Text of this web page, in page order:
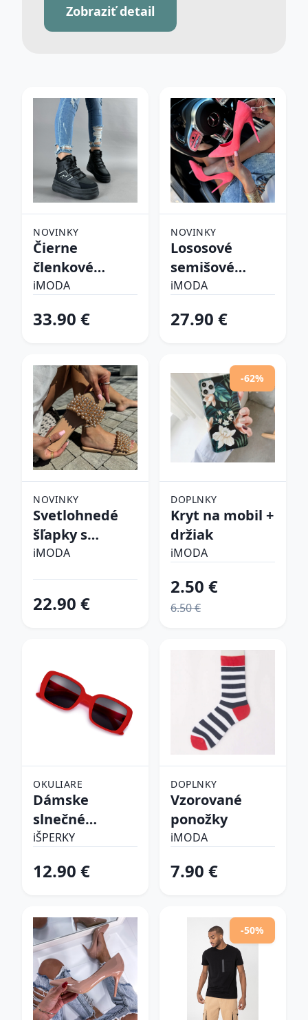
Zobraziť detail
NOVINKY
Čierne
členkové
zateplené
iMODA
33.90 €
NOVINKY
Lososové
semišové
lodičky
iMODA
27.90 €
NOVINKY
Svetlohnedé
šľapky s
perličkami
iMODA
22.90 €
-62%
DOPLNKY
Kryt na mobil +
držiak
iMODA
2.50 €
6.50 €
OKULIARE
Dámske
slnečné
okuliare
iŠPERKY
12.90 €
DOPLNKY
Vzorované
ponožky
iMODA
7.90 €
-50%